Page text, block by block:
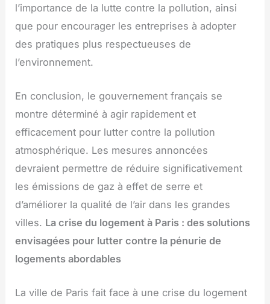
l’importance de la lutte contre la pollution, ainsi
que pour encourager les entreprises à adopter
des pratiques plus respectueuses de
l’environnement.
En conclusion, le gouvernement français se
montre déterminé à agir rapidement et
efficacement pour lutter contre la pollution
atmosphérique. Les mesures annoncées
devraient permettre de réduire significativement
les émissions de gaz à effet de serre et
d’améliorer la qualité de l’air dans les grandes
villes. La crise du logement à Paris : des solutions
envisagées pour lutter contre la pénurie de
logements abordables
La ville de Paris fait face à une crise du logement